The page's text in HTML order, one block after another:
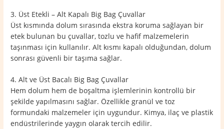
3. Üst Etekli – Alt Kapalı Big Bag Çuvallar
Üst kısmında dolum sırasında ekstra koruma sağlayan bir
etek bulunan bu çuvallar, tozlu ve hafif malzemelerin
taşınması için kullanılır. Alt kısmı kapalı olduğundan, dolum
sonrası güvenli bir taşıma sağlar.
4. Alt ve Üst Bacalı Big Bag Çuvallar
Hem dolum hem de boşaltma işlemlerinin kontrollü bir
şekilde yapılmasını sağlar. Özellikle granül ve toz
formundaki malzemeler için uygundur. Kimya, ilaç ve plastik
endüstrilerinde yaygın olarak tercih edilir.